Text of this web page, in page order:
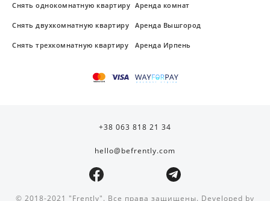
Снять однокомнатную квартиру
Снять двухкомнатную квартиру
Снять трехкомнатную квартиру
Аренда комнат
Аренда Вышгород
Аренда Ирпень
+38 063 818 21 34
hello@befrently.com
© 2018-2021 "Frently". Все права защищены. Developed by